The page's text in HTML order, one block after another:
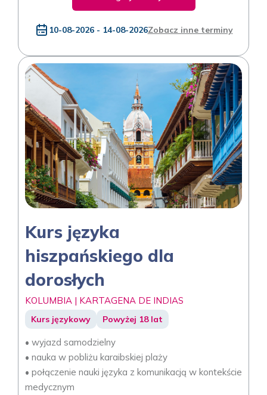
10-08-2026 - 14-08-2026Zobacz inne terminy
Kurs języka
hiszpańskiego dla
dorosłych
KOLUMBIA | KARTAGENA DE INDIAS
Kurs językowy Powyżej 18 lat
• wyjazd samodzielny
• nauka w pobliżu karaibskiej plaży
• połączenie nauki języka z komunikacją w kontekście
medycznym